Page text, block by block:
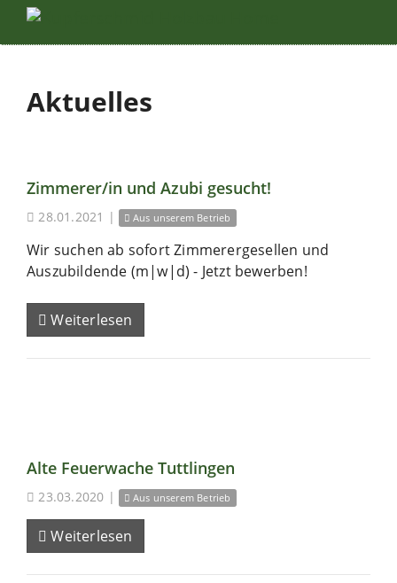
Aktuelles
Zimmerer/in und Azubi gesucht!
28.01.2021 | Aus unserem Betrieb
Wir suchen ab sofort Zimmerergesellen und
Auszubildende (m|w|d) - Jetzt bewerben!
Weiterlesen
Alte Feuerwache Tuttlingen
23.03.2020 | Aus unserem Betrieb
Weiterlesen